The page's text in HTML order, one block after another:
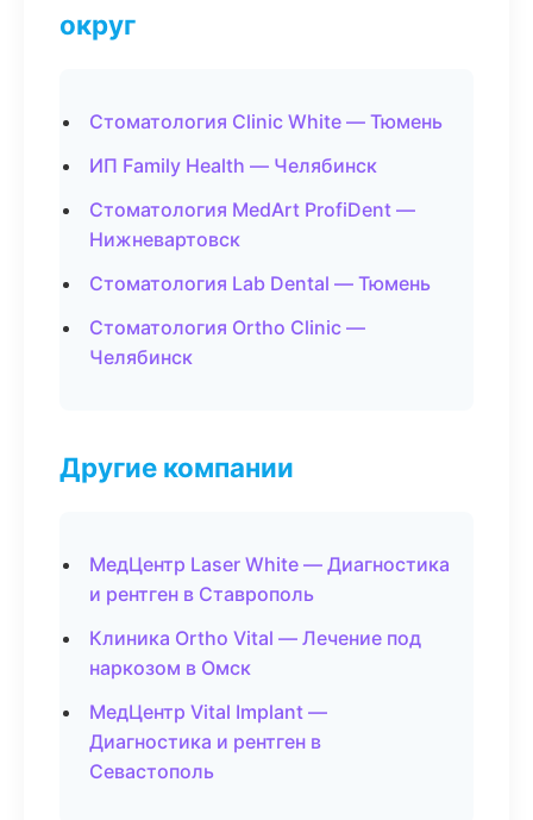
округ
Стоматология Clinic White — Тюмень
ИП Family Health — Челябинск
Стоматология MedArt ProfiDent —
Нижневартовск
Стоматология Lab Dental — Тюмень
Стоматология Ortho Clinic —
Челябинск
Другие компании
МедЦентр Laser White — Диагностика
и рентген в Ставрополь
Клиника Ortho Vital — Лечение под
наркозом в Омск
МедЦентр Vital Implant —
Диагностика и рентген в
Севастополь